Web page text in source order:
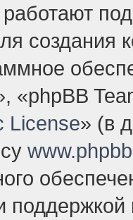
«phpBB
License» (в